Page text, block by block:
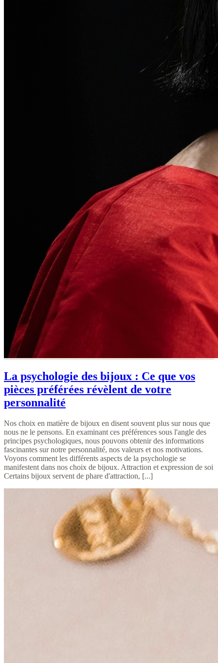
La psychologie des bijoux : Ce que vos
pièces préférées révèlent de votre
personnalité
Nos choix en matière de bijoux en disent souvent plus sur nous que
nous ne le pensons. En examinant ces préférences sous l'angle des
principes psychologiques, nous pouvons obtenir des informations
fascinantes sur notre personnalité, nos valeurs et nos motivations.
Voyons comment les différents aspects de la psychologie se
manifestent dans nos choix de bijoux. Attraction et expression de soi
Certains bijoux servent de phare d'attraction, [...]